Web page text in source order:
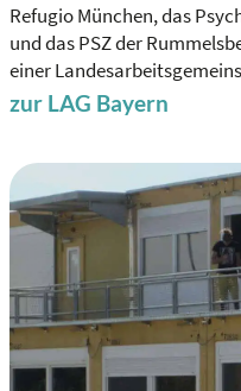
Refugio München, das
und das PSZ der
einer
zur LAG Bayern